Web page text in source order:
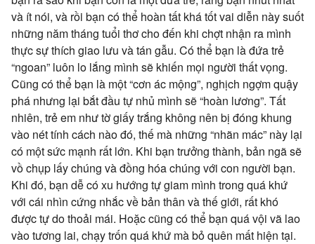
và ít nói, và rồi bạn có thể hoàn tất khá tốt vai diễn này suốt
những năm tháng tuổi thơ cho đến khi chợt nhận ra mình
thực sự thích giao lưu và tán gẫu. Có thể bạn là đứa trẻ
“ngoan” luôn lo lắng mình sẽ khiến mọi người thất vọng.
Cũng có thể bạn là một “cơn ác mộng”, nghịch ngợm quậy
phá nhưng lại bắt đầu tự nhủ mình sẽ “hoàn lương”. Tất
nhiên, trẻ em như tờ giấy trắng không nên bị đóng khung
vào nét tính cách nào đó, thế mà những “nhãn mác” này lại
có một sức mạnh rất lớn. Khi bạn trưởng thành, bản ngã sẽ
vồ chụp lấy chúng và đồng hóa chúng với con người bạn.
Khi đó, bạn dễ có xu hướng tự giam mình trong quá khứ
với cái nhìn cứng nhắc về bản thân và thế giới, rất khó
được tự do thoải mái. Hoặc cũng có thể bạn quá vội vã lao
vào tương lai, chạy trốn quá khứ mà bỏ quên mất hiện tại.